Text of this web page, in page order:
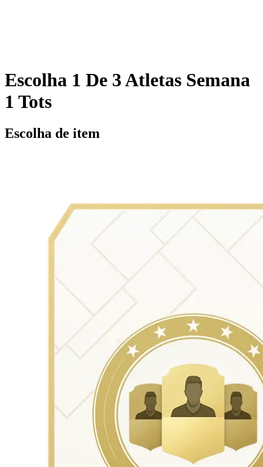
Escolha 1 De 3 Atletas Semana
1 Tots
Escolha de item